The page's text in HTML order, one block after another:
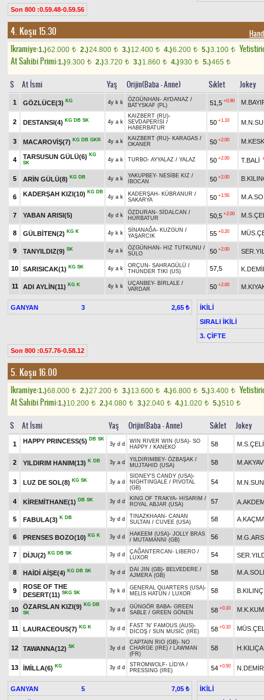
Son 800 :0.59.48-0.59.56
4. Koşu 15.30
Ikramiye:1.)62.000 t 2.)24.800 t 3.)12.400 t 4.)6.200 t 5.)3.100 t
At Sahibi Primi:1.)9.300 t 2.)3.720 t 3.)1.860 t 4.)930 t 5.)465 t
S At İsmi Yaş Orijin(Baba - Anne) Sıklet Jokey
1 GÖZLÜCE(3) KG 4y k k ÖZGÜNHAN - AYDANAZ /
BATYSKAF (PL)
51,5 +0.90
2 DESTANSI(4) KG DB SK 4y a k
KAIZBERT (RU)-
SEVDAPERİSİ /
HABERBATUR
50 +1.10
3 MACAROVİŞ(7) KG DB GKR 4y a k KAIZBERT (RU)- KARAGAS /
OKANER
50 +2.00
4 TARSUSUN GÜLÜ(6) KG
SK
4y a k TURBO- AYYALAZ / YALAZ 50 +2.00 T.BALİ
5 ARİN GÜLÜ(8) KG DB 4y a k YAKUPBEY- NESİBE KIZ /
İBOCAN
50 +2.00
6 KADERŞAH KIZI(10) KG DB
4y a k KADERŞAH - KÜBRANUR /
SAKARYA
50 +1.50
7 YABAN ARISI(5) 4y d k ÖZDURAN - SİDALCAN /
HÜRBATUR
50,5 +2.00
8 GÜLBİTEN(2) KG K 4y k k SİNANAĞA- KUZGUN /
YAŞARCIK
55 +0.20
9 TANYILDIZ(9) SK 4y a k ÖZGÜNHAN - HIZ TUTKUNU /
SÜLO
50 +2.00
10 SARISICAK(1) KG SK 4y a k ORÇUN - SAHRAGÜLÜ /
THUNDER TIKI (US)
57,5
11 ADI AYLİN(11) KG K 4y k k UÇANBEY- BİRLALE /
VARDAR
50 +2.00
GANYAN 3 2,65 ₺
İKİLİ
SIRALI İKİLİ
3. ÇİFTE
Son 800 :0.57.76-0.58.12
5. Koşu 16.00
Ikramiye:1.)68.000 t 2.)27.200 t 3.)13.600 t 4.)6.800 t 5.)3.400 t
At Sahibi Primi:1.)10.200 t 2.)4.080 t 3.)2.040 t 4.)1.020 t 5.)510 t
S At İsmi Yaş Orijin(Baba - Anne) Sıklet Jokey
1 HAPPY PRINCESS(5) DB SK
3y d d WIN RIVER WIN (USA)- SO
HAPPY / KANEKO 58
2 YILDIRIM HANIM(13) K DB 3y a d YILDIRIMBEY- ÖZBAŞAK /
MUJTAHID (USA)
58
3 LUZ DE SOL(8) KG SK 3y a d
SIDNEY'S CANDY (USA)-
NIGHTINGALE / PIVOTAL
(GB)
54
4 KİREMİTHANE(1) DB SK 3y d d KING OF TRAKYA- HİSARIM /
ROYAL ABJAR (USA)
57
5 FABULA(3) K DB 3y d d TINAZKHAAN - CANAN
SULTAN / CUVEE (USA) 58
6 PRENSES BOZO(10) KG K 3y d d HAKEEM (USA)- JOLLY BRAS
/ MUTAMANNI (GB) 56
7 DİJU(2) KG DB SK 3y d d ÇAĞANTERCAN - LIBERO /
LUXOR
54
8 HAİDİ AİŞE(4) KG DB SK 3y d d DAI JIN (GB)- BELVEDERE /
AJMERA (GB)
58
9
ROSE OF THE
DESERT(11) SKG SK 3y k d GENERAL QUARTERS (USA)-
MELİS HATUN / LUXOR 58 B.KILINÇ
10 ÖZARSLAN KIZI(9) KG DB
SK
3y a d GÜNGÖR BABA- GREEN
SABLE / GREEN GÖNEN 58 +0.10
11 LAURACEOUS(7) KG K 3y d d FAST 'N' FAMOUS (AUS)-
DİCOŞ / SUN MUSIC (IRE) 58 +0.10
12 TAWANNA(12) SK 3y d d
CAPTAIN RIO (GB)- NO
CHARGE (IRE) / LAWMAN
(FR)
58
13 İMİLLA(6) KG 3y d d STROMWOLF- LİDYA /
PRESSING (IRE)
54 +0.50 N.DEMİR
GANYAN 5
7,05 ₺
İKİLİ